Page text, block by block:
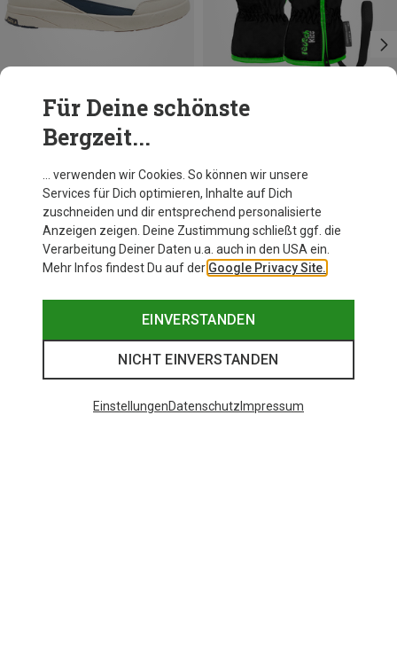
Herren Quito Schuhe
129,95 €
Reusch
Kinder Ben Handschuhe
32,95 €
Für Deine schönste
Bergzeit...
… verwenden wir Cookies. So können wir unsere
Services für Dich optimieren, Inhalte auf Dich
zuschneiden und dir entsprechend personalisierte
Anzeigen zeigen. Deine Zustimmung schließt ggf. die
Verarbeitung Deiner Daten u.a. auch in den USA ein.
Mehr Infos findest Du auf der Google Privacy Site.
EINVERSTANDEN
NICHT EINVERSTANDEN
EinstellungenDatenschutz Impressum